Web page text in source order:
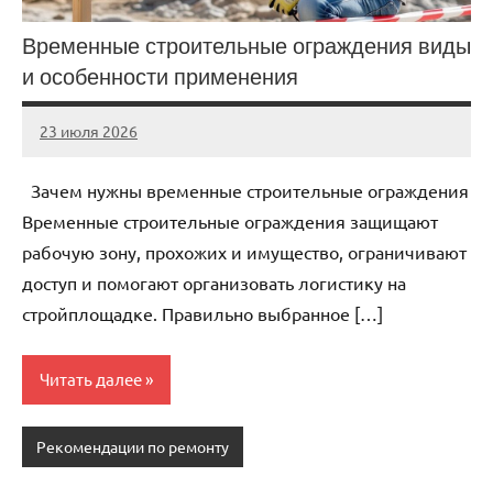
Временные строительные ограждения виды
и особенности применения
23 июля 2026
Avtor
Нет
Зачем нужны временные строительные ограждения
Временные строительные ограждения защищают
рабочую зону, прохожих и имущество, ограничивают
доступ и помогают организовать логистику на
стройплощадке. Правильно выбранное […]
Читать далее
Рекомендации по ремонту